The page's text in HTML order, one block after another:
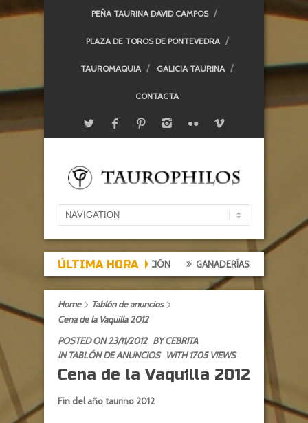
PEÑA TAURINA DAVID CAMPOS
PLAZA DE TOROS DE PONTEVEDRA
TAUROMAQUIA GALICIA TAURINA
CONTACTA
ÚLTIMA HORA
TARDE DE DECEPCIÓN GANADERÍAS: ALCURRUCÉN
Home
Tablón de anuncios
Cena de la Vaquilla 2012
POSTED ON 23/11/2012 BYCEBRITA
INTABLÓN DE ANUNCIOS WITH 1705 VIEWS
Cena de la Vaquilla 2012
Fin del año taurino 2012